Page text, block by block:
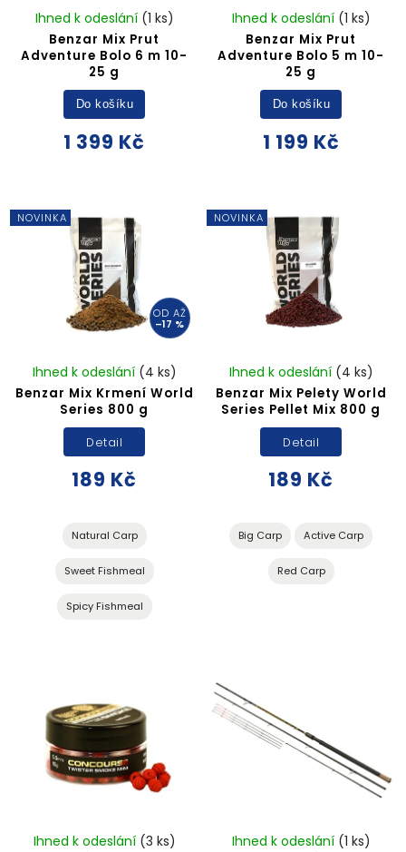
Benzar Mix Prut
Adventure Bolo 6 m 10-
25 g
Ihned k odeslání (1 ks)
1 399 Kč
Do košíku
Benzar Mix Prut
Adventure Bolo 5 m 10-
25 g
Ihned k odeslání (1 ks)
1 199 Kč
Do košíku
NOVINKA
OD AŽ
–17 %
Benzar Mix Krmení World
Series 800 g
Ihned k odeslání (4 ks)
189 Kč
Detail
Natural Carp
Sweet Fishmeal
Spicy Fishmeal
NOVINKA
Benzar Mix Pelety World
Series Pellet Mix 800 g
Ihned k odeslání (4 ks)
189 Kč
Detail
Big Carp Active Carp
Red Carp
Ihned k odeslání (3 ks) Ihned k odeslání (1 ks)